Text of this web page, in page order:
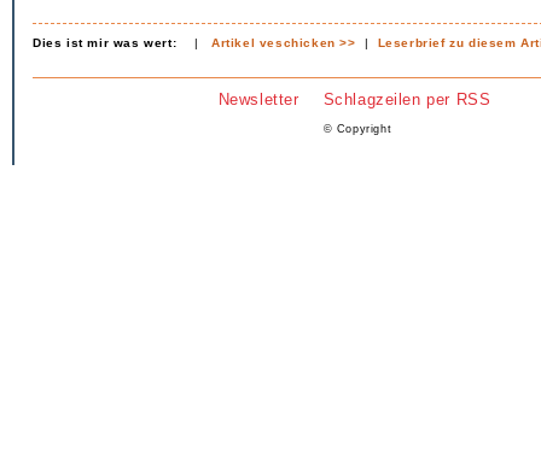
Dies ist mir was wert: |Artikel veschicken >> | Leserbrief zu diesem
Newsletter Schlagzeilen per RSS
© Copyright